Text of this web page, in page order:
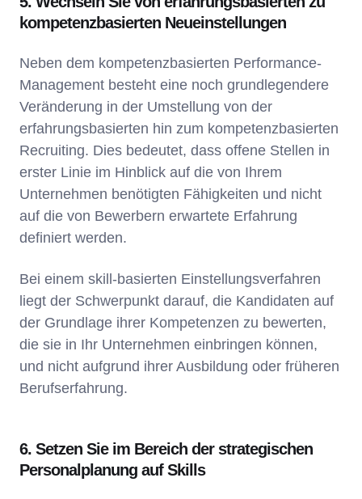
kompetenzbasierten Neueinstellungen
Neben dem kompetenzbasierten Performance-
Management besteht eine noch grundlegendere
Veränderung in der Umstellung von der
erfahrungsbasierten hin zum kompetenzbasierten
Recruiting. Dies bedeutet, dass offene Stellen in
erster Linie im Hinblick auf die von Ihrem
Unternehmen benötigten Fähigkeiten und nicht
auf die von Bewerbern erwartete Erfahrung
definiert werden.
Bei einem skill-basierten Einstellungsverfahren
liegt der Schwerpunkt darauf, die Kandidaten auf
der Grundlage ihrer Kompetenzen zu bewerten,
die sie in Ihr Unternehmen einbringen können,
und nicht aufgrund ihrer Ausbildung oder früheren
Berufserfahrung.
6. Setzen Sie im Bereich der strategischen
Personalplanung auf Skills